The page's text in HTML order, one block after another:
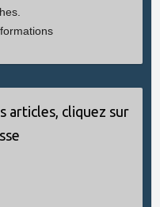
articles, cliquez sur